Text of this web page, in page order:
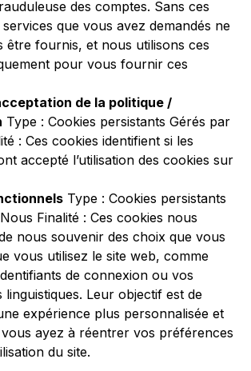
des comptes. Sans ces
que vous avez demandés ne
être fournis, et nous utilisons ces
pour vous fournir ces
de la politique /
Type : Cookies persistants Gérés par
: Ces cookies identifient si les
accepté l’utilisation des cookies sur
Type : Cookies persistants
Finalité : Ces cookies nous
nous souvenir des choix que vous
vous utilisez le site web, comme
de connexion ou vos
linguistiques. Leur objectif est de
expérience plus personnalisée et
vous ayez à réentrer vos préférences
du site.